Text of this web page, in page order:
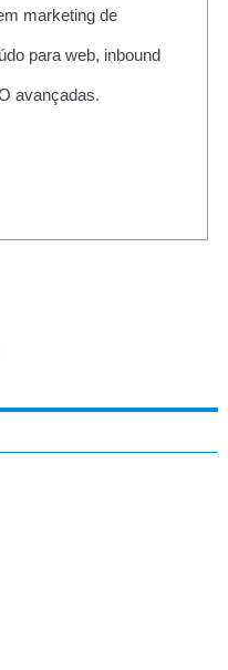
marketing de
para web, inbound
avançadas.